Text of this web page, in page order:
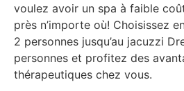
voulez avoir un spa à faible
près n’importe où! Choisissez
2 personnes jusqu’au jacuzzi
personnes et profitez des
thérapeutiques chez vous.